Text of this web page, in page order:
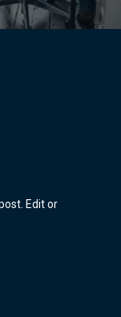
Edit or